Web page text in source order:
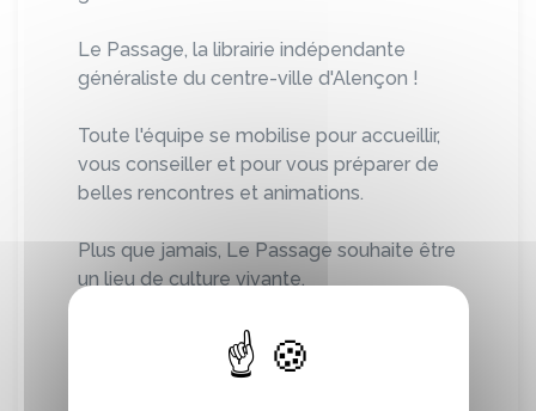
Le Passage, la librairie indépendante
généraliste du centre-ville d'Alençon !
Toute l'équipe se mobilise pour accueillir,
vous conseiller et pour vous préparer de
belles rencontres et animations.
Plus que jamais, Le Passage souhaite être
un lieu de culture vivante.
Vous pouvez retrouver l'agenda de nos
prochains événements sur notre site,